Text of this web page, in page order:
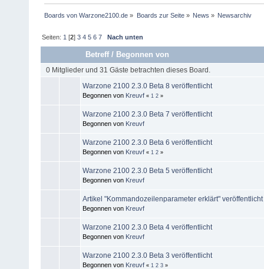
Boards von Warzone2100.de » Boards zur Seite» News » Newsarchiv
Seiten: 1 [2]3 4 5 6 7 Nach unten
Betreff/ Begonnen von
0 Mitglieder und 31 Gäste betrachten dieses Board.
Warzone 2100 2.3.0 Beta 8 veröffentlicht
Begonnen von Kreuvf « 1 2 »
Warzone 2100 2.3.0 Beta 7 veröffentlicht
Begonnen von Kreuvf
Warzone 2100 2.3.0 Beta 6 veröffentlicht
Begonnen von Kreuvf « 1 2 »
Warzone 2100 2.3.0 Beta 5 veröffentlicht
Begonnen von Kreuvf
Artikel "Kommandozeilenparameter erklärt" veröffentlicht
Begonnen von Kreuvf
Warzone 2100 2.3.0 Beta 4 veröffentlicht
Begonnen von Kreuvf
Warzone 2100 2.3.0 Beta 3 veröffentlicht
Begonnen von Kreuvf « 1 2 3 »